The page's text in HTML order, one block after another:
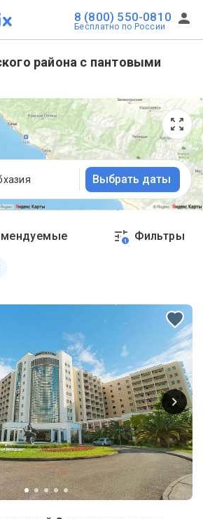
8 (800) 550-0810
Бесплатно по России
района с пантовыми
Выбрать даты
1 Фильтры